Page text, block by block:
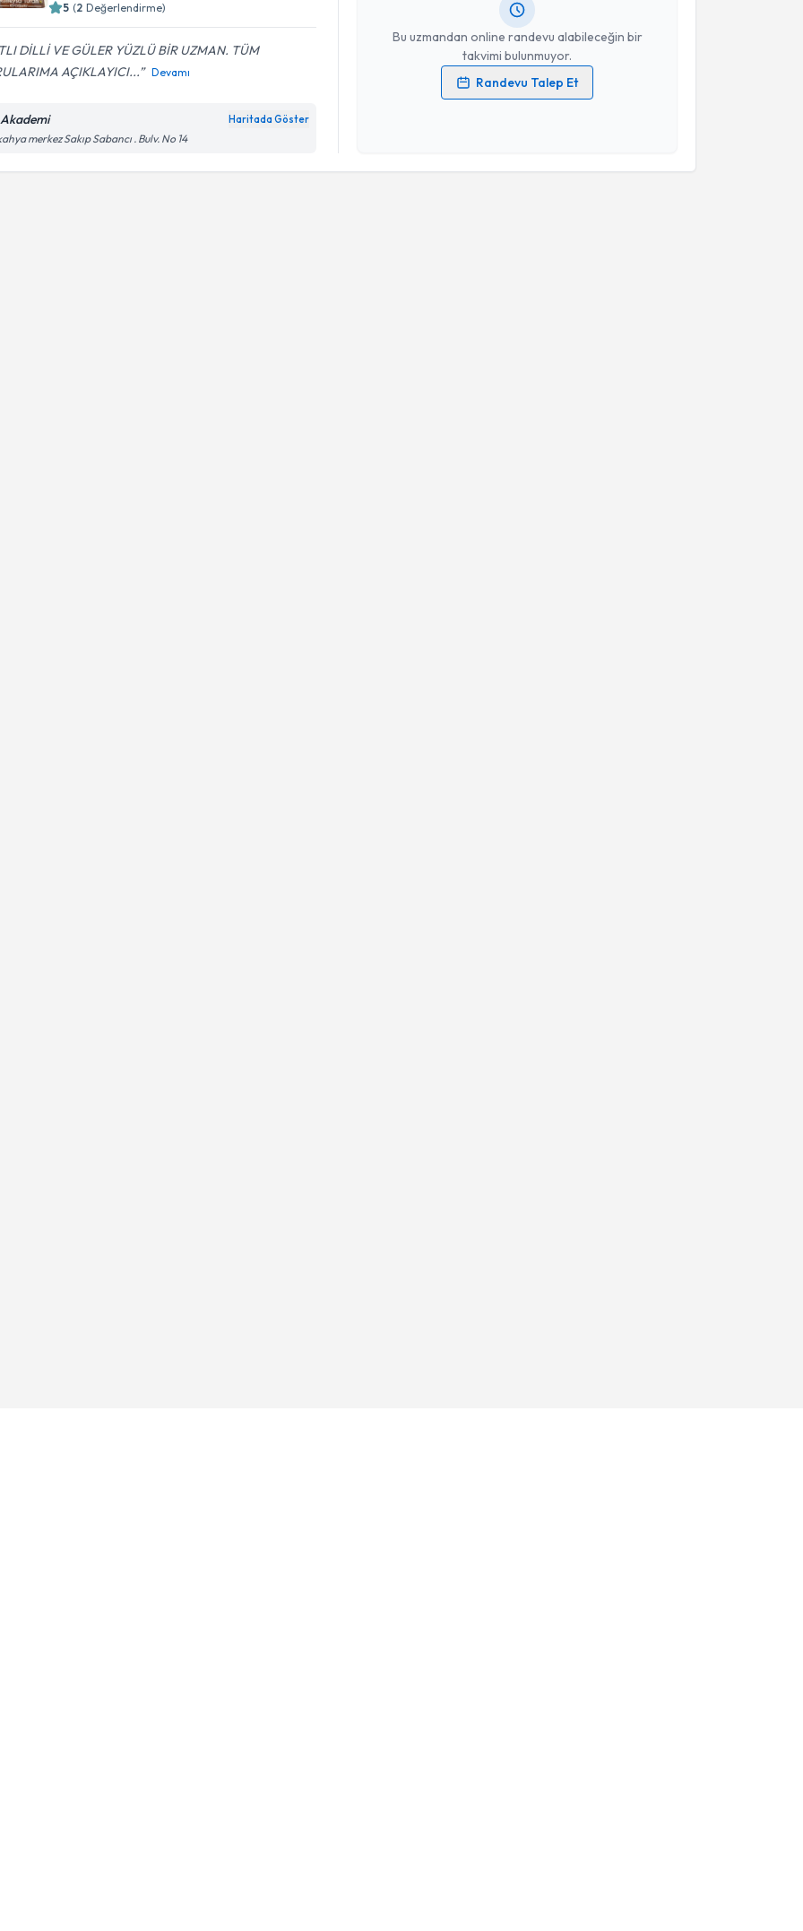
5 (2 Değerlendirme)
DİLLİ VE GÜLER YÜZLÜ BİR UZMAN. TÜM
AÇIKLAYICI...
Devamı
Akademi Haritada Göster
merkez Sakıp Sabancı . Bulv. No 14
Bu uzmandan online randevu alabileceğin bir
takvimi bulunmuyor.
Randevu Talep Et
Kişisel verilerimin işlenmesine ilişkinAydınlatma Metni